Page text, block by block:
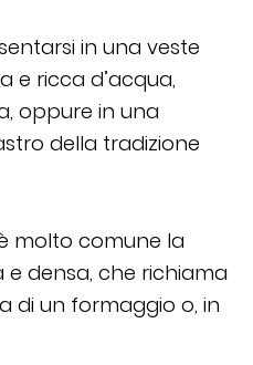
in una veste
e ricca d’acqua,
oppure in una
della tradizione
molto comune la
densa, che richiama
di un formaggio o, in